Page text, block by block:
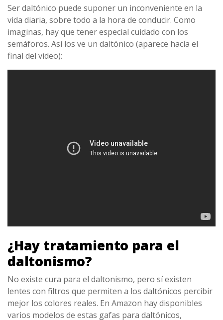
Ser daltónico puede suponer un inconveniente en la
vida diaria, sobre todo a la hora de conducir. Como
imaginas, hay que tener especial cuidado con los
semáforos. Así los ve un daltónico (aparece hacía el
final del video):
¿Hay tratamiento para el
daltonismo?
No existe cura para el daltonismo, pero sí existen
lentes con filtros que permiten a los daltónicos percibir
mejor los colores reales. En Amazon hay disponibles
varios modelos de estas gafas para daltónicos,